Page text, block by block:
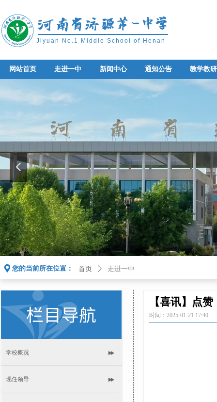
Jiyuan No.1 Middle School of Henan
网站首页
网站首页
走进一中 新闻中心
新闻中心
通知公告
通知公告
教学教研
教学教研
首页 ꄲ 走进一中
您的当前所在位置：
끇
넳
学校概况
现任领导
时间： 2025-01-21 17:40
【喜讯】点